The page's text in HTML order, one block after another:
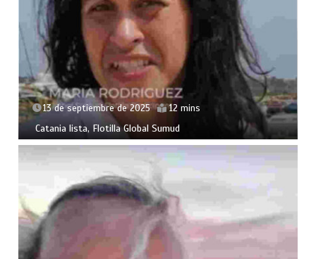
13 de septiembre de 2025 12 mins
Catania lista, Flotilla Global Sumud